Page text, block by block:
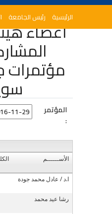
الرئيسية رئيس الجامعةأعضاء
مؤتمرات
المؤتمر
:
الأســــــم
ا.د / عادل محمد جودة
رشا عيد محمد